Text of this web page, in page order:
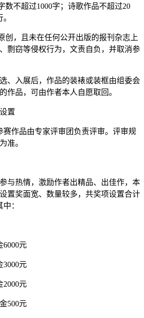
不超过1000字；诗歌作品不超过20
，且未在任何公开出版的报刊杂志上
剽窃等侵权行为，文责自负，并取消参
入展后，作品的装裱或装框由组委会
作品，可由作者本人自愿取回。
置
作品由专家评审团负责评审。评审规
准。
与热情，激励作者出精品、出佳作，本
置奖面宽、数量较多，共奖项设置合计
：
元
元
元
500元